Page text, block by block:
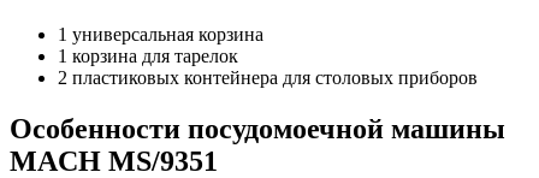
1 универсальная корзина
1 корзина для тарелок
2 пластиковых контейнера для столовых приборов
Особенности посудомоечной машины
MACH MS/9351